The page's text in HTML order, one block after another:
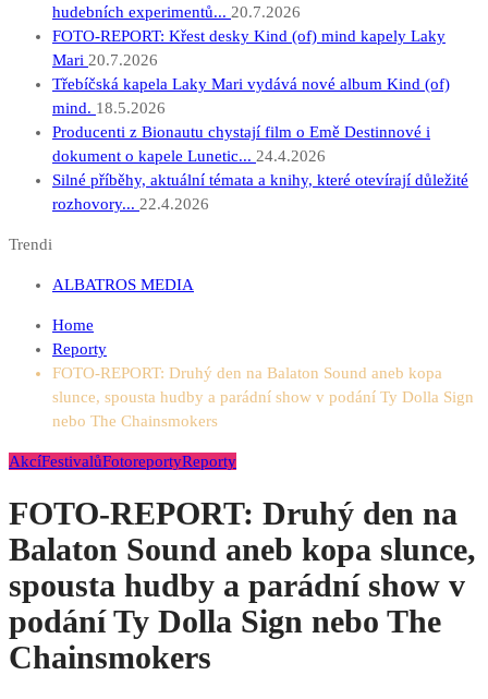
hudebních experimentů... 20.7.2026
FOTO-REPORT: Křest desky Kind (of) mind kapely Laky
Mari 20.7.2026
Třebíčská kapela Laky Mari vydává nové album Kind (of)
mind. 18.5.2026
Producenti z Bionautu chystají film o Emě Destinnové i
dokument o kapele Lunetic... 24.4.2026
Silné příběhy, aktuální témata a knihy, které otevírají důležité
rozhovory... 22.4.2026
Trendi
ALBATROS MEDIA
Home
Reporty
FOTO-REPORT: Druhý den na Balaton Sound aneb kopa
slunce, spousta hudby a parádní show v podání Ty Dolla Sign
nebo The Chainsmokers
AkcíFestivalůFotoreportyReporty
FOTO-REPORT: Druhý den na
Balaton Sound aneb kopa slunce,
spousta hudby a parádní show v
podání Ty Dolla Sign nebo The
Chainsmokers